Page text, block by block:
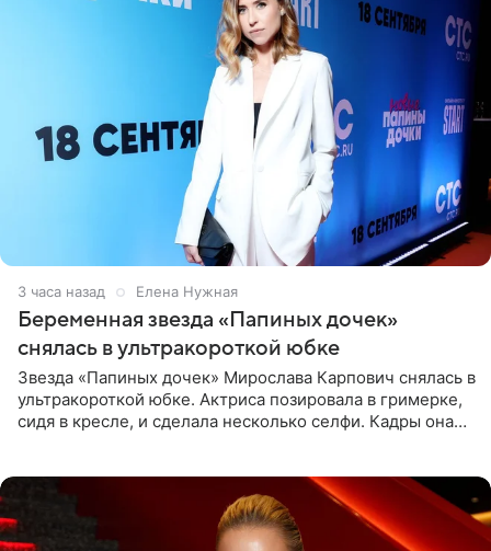
3 часа назад Елена Нужная
Беременная звезда «Папиных дочек»
снялась в ультракороткой юбке
Звезда «Папиных дочек» Мирослава Карпович снялась в
ультракороткой юбке. Актриса позировала в гримерке,
сидя в кресле, и сделала несколько селфи. Кадры она